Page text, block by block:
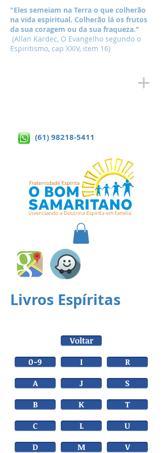
(61) 98218-5411
"Eles semeiam na Terra o que colherão
na vida espiritual. Colherão lá os frutos
da sua coragem ou da sua fraqueza."
(Allan Kardec, O Evangelho segundo o
Espiritismo, cap XXIV, item 16)
Livros Espíritas
Voltar
0-9
I
R
A
J
S
B
K
T
C
L
U
D
M
V